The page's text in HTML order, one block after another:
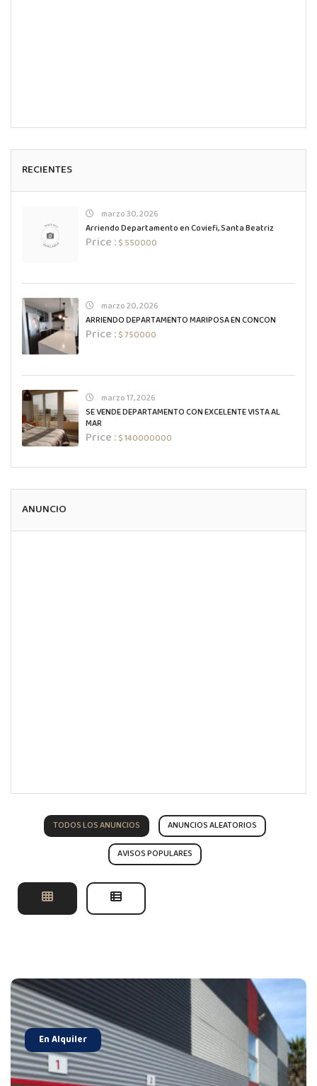
TODOS LOS ANUNCIOS
ANUNCIOS ALEATORIOS
AVISOS POPULARES
En Alquiler
RECIENTES
marzo 30, 2026
Arriendo Departamento en Coviefi, Santa Beatriz
Price :$ 550000
marzo 20, 2026
ARRIENDO DEPARTAMENTO MARIPOSA EN CONCON
Price :$ 750000
marzo 17, 2026
SE VENDE DEPARTAMENTO CON EXCELENTE VISTA AL
MAR
Price :$ 140000000
ANUNCIO